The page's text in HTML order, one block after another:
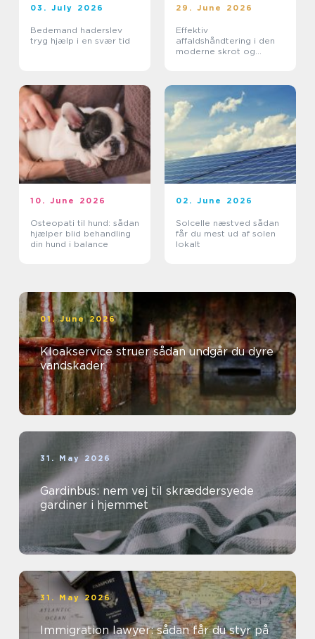
03. July 2026
Bedemand haderslev
tryg hjælp i en svær tid
29. June 2026
Effektiv
affaldshåndtering i den
moderne skrot og
10. June 2026
Osteopati til hund: sådan
hjælper blid behandling
din hund i balance
02. June 2026
Solcelle næstved sådan
får du mest ud af solen
lokalt
01. June 2026
Kloakservice struer sådan undgår du dyre
vandskader
31. May 2026
Gardinbus: nem vej til skræddersyede
gardiner i hjemmet
31. May 2026
Immigration lawyer: sådan får du styr på